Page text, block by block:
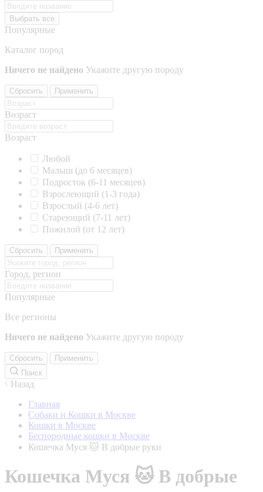
Выбрать все
Популярные
Каталог пород
Ничего не найдено Укажите другую породу
Сбросить Применить
Возраст
Возраст
Любой
Малыш (до 6 месяцев)
Подросток (6-11 месяцев)
Взрослеющий (1-3 года)
Взрослый (4-6 лет)
Стареющий (7-11 лет)
Пожилой (от 12 лет)
Сбросить Применить
Город, регион
Популярные
Все регионы
Ничего не найдено Укажите другую породу
Сбросить
Применить
Поиск
Назад
Главная
Собаки и Кошки в Москве
Кошки в Москве
Беспородные кошки в Москве
Кошечка Муся 🐱 В добрые руки
Кошечка Муся 🐱 В добрые